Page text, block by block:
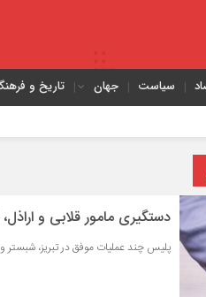
سیاست جهان تاریخ و
دستگیری مامور قلابی و
پلیس چند عملیات موفق در تبریز، شبستر